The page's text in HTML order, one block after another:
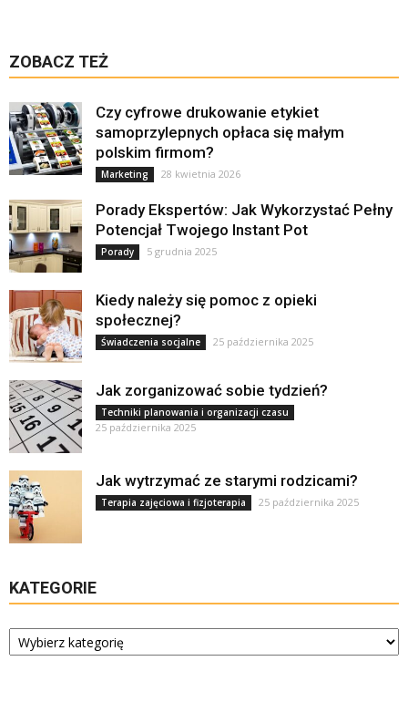
ZOBACZ TEŻ
Czy cyfrowe drukowanie etykiet
samoprzylepnych opłaca się małym
polskim firmom?
Marketing 28 kwietnia 2026
Porady Ekspertów: Jak Wykorzystać Pełny
Potencjał Twojego Instant Pot
Porady 5 grudnia 2025
Kiedy należy się pomoc z opieki
społecznej?
Świadczenia socjalne 25 października 2025
Jak zorganizować sobie tydzień?
Techniki planowania i organizacji czasu
25 października 2025
Jak wytrzymać ze starymi rodzicami?
Terapia zajęciowa i fizjoterapia 25 października 2025
KATEGORIE
Kategorie